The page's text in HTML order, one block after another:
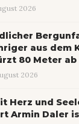
2026
aus dem
80 Meter ab
2026
Herz und
Armin Daler